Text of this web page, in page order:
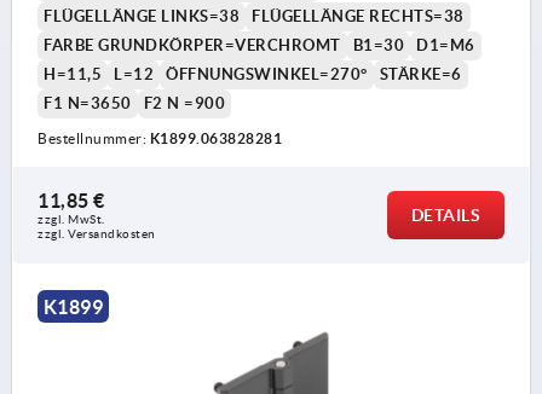
FLÜGELLÄNGE LINKS=38
FLÜGELLÄNGE RECHTS=38
FARBE GRUNDKÖRPER=VERCHROMT
B1=30
D1=M6
H=11,5
L=12 ÖFFNUNGSWINKEL=270°
STÄRKE=6
F1 N=3650
F2 N =900
Bestellnummer: K1899.063828281
11,85 €
zzgl. MwSt.
zzgl. Versandkosten
DETAILS
K1899